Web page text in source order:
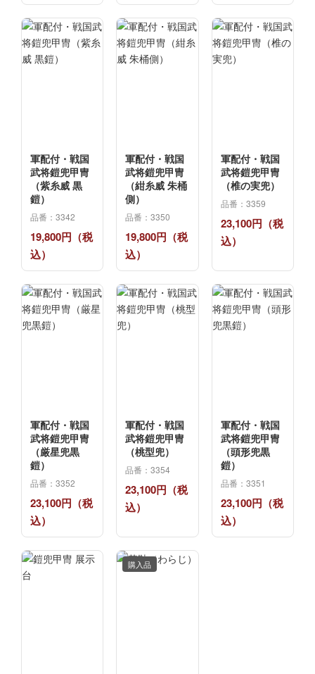
軍配付・戦国
武将鎧兜甲冑
（紫糸威 黒
鎧）
品番：3342
19,800円（税
込）
軍配付・戦国
武将鎧兜甲冑
（紺糸威 朱桶
側）
品番：3350
19,800円（税
込）
軍配付・戦国
武将鎧兜甲冑
（椎の実兜）
品番：3359
23,100円（税
込）
軍配付・戦国
武将鎧兜甲冑
（厳星兜黒
鎧）
品番：3352
23,100円（税
込）
軍配付・戦国
武将鎧兜甲冑
（桃型兜）
品番：3354
23,100円（税
込）
軍配付・戦国
武将鎧兜甲冑
（頭形兜黒
鎧）
品番：3351
23,100円（税
込）
購入品